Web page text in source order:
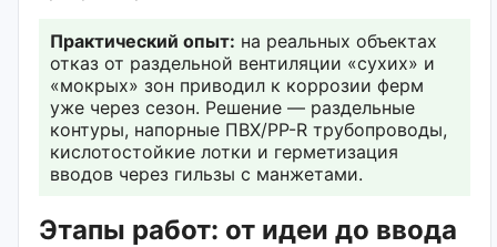
Практический опыт: на реальных объектах
отказ от раздельной вентиляции «сухих» и
«мокрых» зон приводил к коррозии ферм
уже через сезон. Решение — раздельные
контуры, напорные ПВХ/PP-R трубопроводы,
кислотостойкие лотки и герметизация
вводов через гильзы с манжетами.
Этапы работ: от идеи до ввода